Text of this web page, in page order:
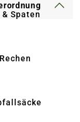
Spaten